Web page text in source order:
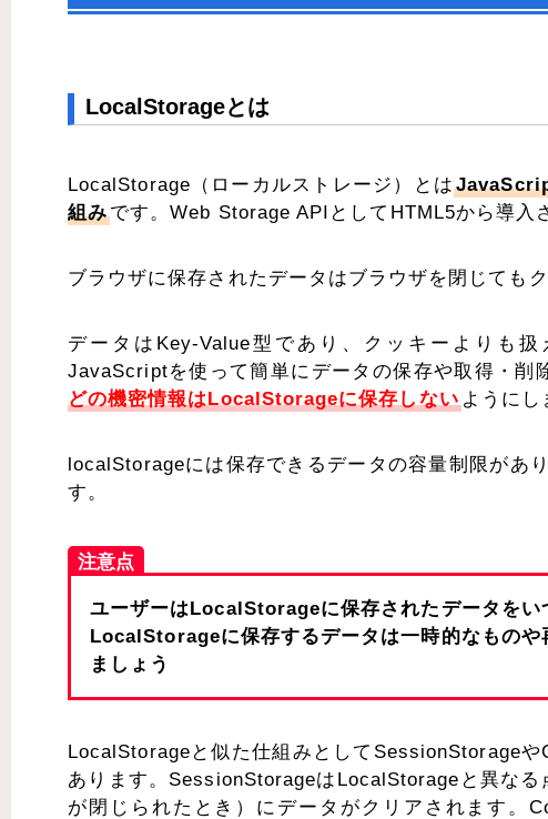
LocalStorageとは
LocalStorage（ローカルストレージ）とは
組みです。Web Storage APIとしてHTML5から導入
ブラウザに保存されたデータはブラウザを閉じても
データはKey-Value型であり、クッキーよりも
JavaScriptを使って簡単にデータの保存や取得・削
どの機密情報はLocalStorageに保存しない ようにし
localStorageには保存できるデータの容量制限があ
す。
注意点
ユーザーはLocalStorageに保存されたデータをい
LocalStorageに保存するデータは一時的なものや
ましょう
LocalStorageと似た仕組みとしてSessionStorage
あります。SessionStorageはLocalStorageと異な
が閉じられたとき）にデータがクリアされます。